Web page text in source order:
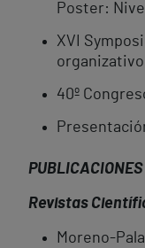
Poster:
XVI
40º
PUBLICACIONES
Revistas
Moreno-